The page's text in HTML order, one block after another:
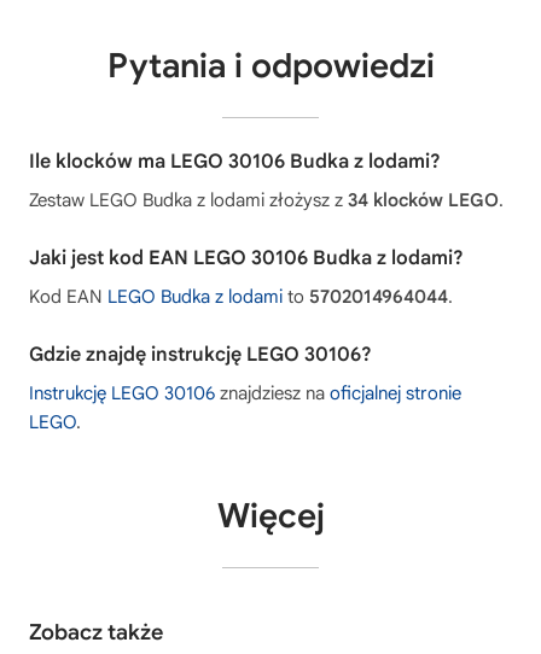
Pytania i odpowiedzi
Ile klocków ma LEGO 30106 Budka z lodami?
Zestaw LEGO Budka z lodami złożysz z 34 klocków LEGO.
Jaki jest kod EAN LEGO 30106 Budka z lodami?
Kod EAN LEGO Budka z lodami to 5702014964044.
Gdzie znajdę instrukcję LEGO 30106?
Instrukcję LEGO 30106 znajdziesz na oficjalnej stronie
LEGO.
Więcej
Zobacz także